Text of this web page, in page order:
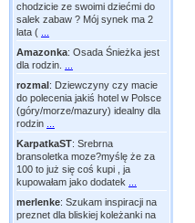
chodzicie ze swoimi dziećmi do
salek zabaw ? Mój synek ma 2
lata (
Amazonka: Osada Śnieżka jest
dla rodzin.
rozmal: Dziewczyny czy macie
do polecenia jakiś hotel w Polsce
(góry/morze/mazury) idealny dla
rodzin
KarpatkaST: Srebrna
bransoletka moze?myślę że za
100 to już się coś kupi , ja
kupowałam jako dodatek
merlenke: Szukam inspiracji na
preznet dla bliskiej koleżanki na